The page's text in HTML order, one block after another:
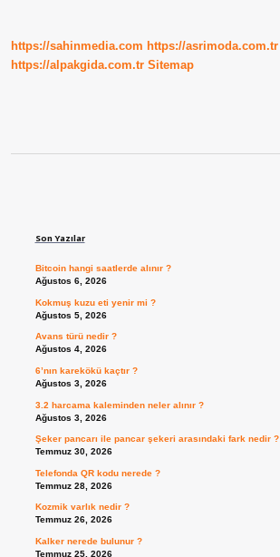
Günde
Kalori
https://sahinmedia.com https://asrimoda.com.tr
https://alpakgida.com.tr Sitemap
Son Yazılar
Bitcoin hangi saatlerde alınır ?
Ağustos 6, 2026
Kokmuş kuzu eti yenir mi ?
Ağustos 5, 2026
Avans türü nedir ?
Ağustos 4, 2026
6’nın karekökü kaçtır ?
Ağustos 3, 2026
3.2 harcama kaleminden neler alınır ?
Ağustos 3, 2026
Şeker pancarı ile pancar şekeri arasındaki fark nedir ?
Temmuz 30, 2026
Telefonda QR kodu nerede ?
Temmuz 28, 2026
Kozmik varlık nedir ?
Temmuz 26, 2026
Kalker nerede bulunur ?
Temmuz 25, 2026